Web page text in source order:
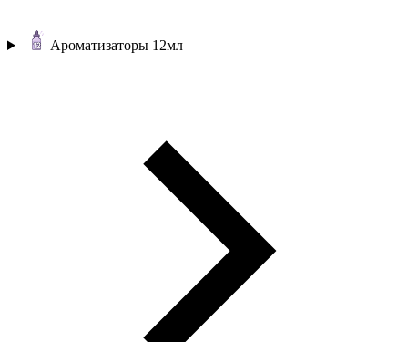
Ароматизаторы 12мл